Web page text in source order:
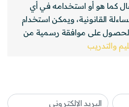
كما هو أو استخدامه في أي
القانونية، ويمكن استخدام
الحصول على موافقة رسمية من
والتدريب